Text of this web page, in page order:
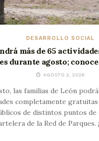
DESARROLLO SOCIAL
más de 65
durante agosto;
AGOSTO 2, 2026
las familias de León
completamente
de distintos puntos de
de la Red de Parques.